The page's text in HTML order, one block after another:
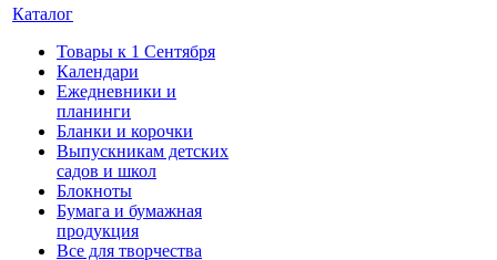
Каталог
Товары к 1 Сентября
Календари
Ежедневники и
планинги
Бланки и корочки
Выпускникам детских
садов и школ
Блокноты
Бумага и бумажная
продукция
Все для творчества